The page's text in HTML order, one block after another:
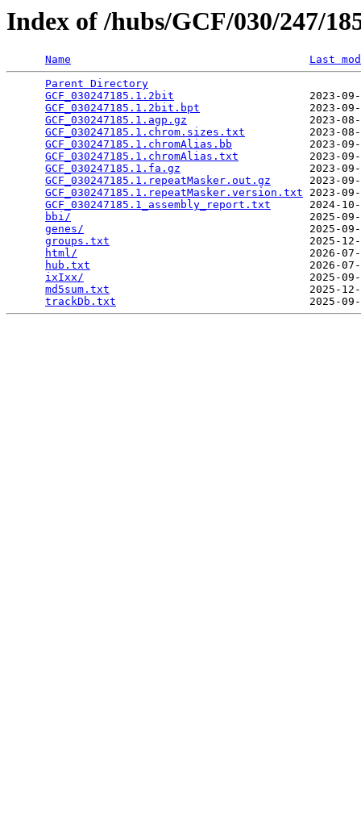
Index of /hubs/GCF/030/247/
Name
Last
Parent Directory
GCF_030247185.1.2bit
2023-
GCF_030247185.1.2bit.bpt
2023-
GCF_030247185.1.agp.gz
2023-
GCF_030247185.1.chrom.sizes.txt
2023-
GCF_030247185.1.chromAlias.bb
2023-
GCF_030247185.1.chromAlias.txt
2023-
GCF_030247185.1.fa.gz
2023-
GCF_030247185.1.repeatMasker.out.gz
2023-
GCF_030247185.1.repeatMasker.version.txt 2023-
GCF_030247185.1_assembly_report.txt
2024-
bbi/
2025-
genes/
2025-
groups.txt
2025-
html/
2026-
hub.txt
2026-
ixIxx/
2025-
md5sum.txt
2025-
trackDb.txt